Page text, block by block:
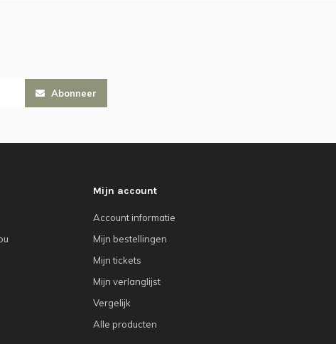
Abonneer
Mijn account
Account informatie
Mijn bestellingen
Mijn tickets
Mijn verlanglijst
Vergelijk
Alle producten